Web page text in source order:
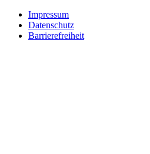
Impressum
Datenschutz
Barrierefreiheit